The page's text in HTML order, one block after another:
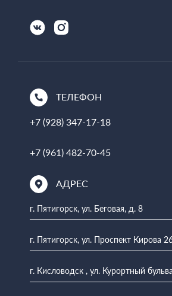
ТЕЛЕФОН
+7 (928) 347-17-18
+7 (961) 482-70-45
АДРЕС
г. Пятигорск, ул. Беговая, д. 8
г. Пятигорск, ул. Проспект Кирова
г. Кисловодск , ул. Курортный